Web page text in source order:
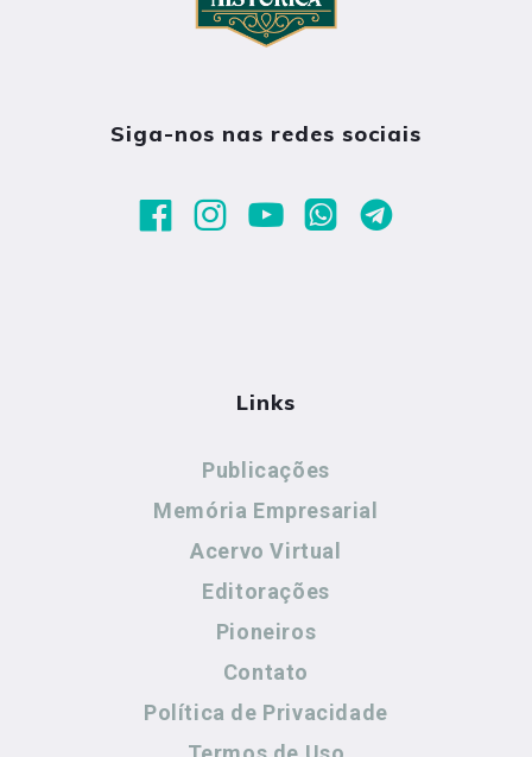
Siga-nos nas redes sociais
Links
Publicações
Memória Empresarial
Acervo Virtual
Editorações
Pioneiros
Contato
Política de Privacidade